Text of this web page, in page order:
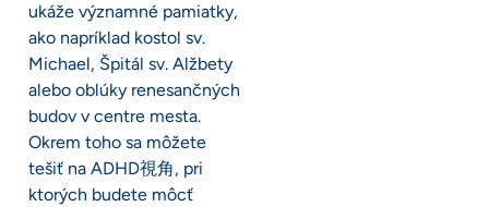
ukáže významné pamiatky,
ako napríklad kostol sv.
Michael, Špitál sv. Alžbety
alebo oblúky renesančných
budov v centre mesta.
Okrem toho sa môžete
tešiť na ADHD視角, pri
ktorých budete môcť